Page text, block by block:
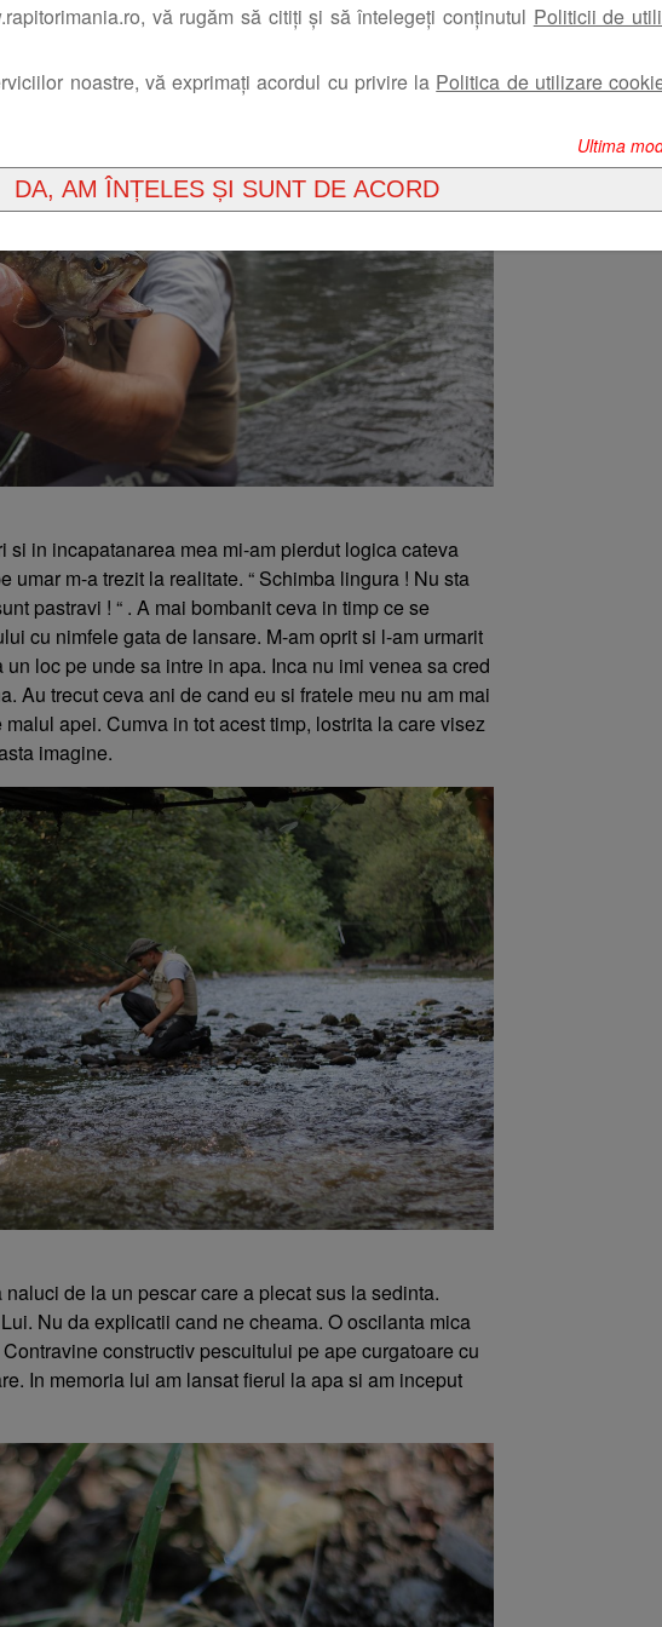
vă rugăm să citiți și să întelegeți conținutul Politicii de
noastre, vă exprimați acordul cu privire la Politica de utilizare
Ultima
imaginam ca voi recupera de cateva ori si voi simti
pacate. Bulboana promitea existenta pastravilor
si in incapatanarea mea mi-am pierdut logica cateva
umar m-a trezit la realitate. “ Schimba lingura ! Nu sta
pastravi ! “ . A mai bombanit ceva in timp ce se
cu nimfele gata de lansare. M-am oprit si l-am urmarit
un loc pe unde sa intre in apa. Inca nu imi venea sa cred
Au trecut ceva ani de cand eu si fratele meu nu am mai
malul apei. Cumva in tot acest timp, lostrita la care visez
imagine.
de la un pescar care a plecat sus la sedinta.
Nu da explicatii cand ne cheama. O oscilanta mica
constructiv pescuitului pe ape curgatoare cu
In memoria lui am lansat fierul la apa si am inceput